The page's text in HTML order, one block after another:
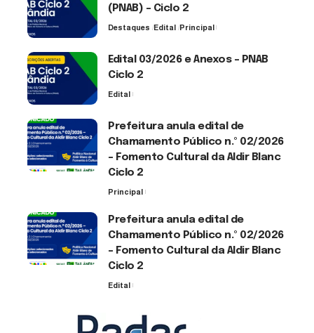
(PNAB) – Ciclo 2
Destaques Edital Principal
Edital 03/2026 e Anexos – PNAB
Ciclo 2
Edital
Prefeitura anula edital de
Chamamento Público n.º 02/2026
– Fomento Cultural da Aldir Blanc
Ciclo 2
Principal
Prefeitura anula edital de
Chamamento Público n.º 02/2026
– Fomento Cultural da Aldir Blanc
Ciclo 2
Edital